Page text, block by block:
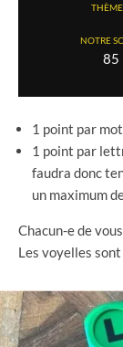
NOTRE
85
1 point par
1 point par
faudra donc
un maximum
Chacun-e de
Les voyelles